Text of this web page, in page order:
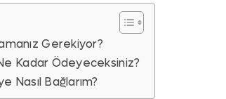
Gerekiyor?
Kadar Ödeyeceksiniz?
Nasıl Bağlarım?